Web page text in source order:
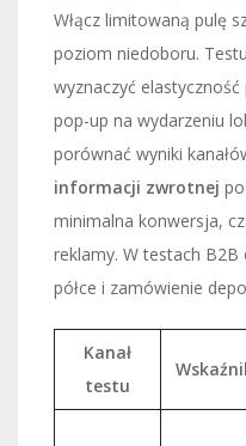
Włącz limitowaną pulę
poziom niedoboru.
wyznaczyć
pop-up na wydarzeniu
porównać wyniki
informacji zwrotnej
minimalna konwersja,
reklamy. W testach
półce i zamówienie
Kanał
testu